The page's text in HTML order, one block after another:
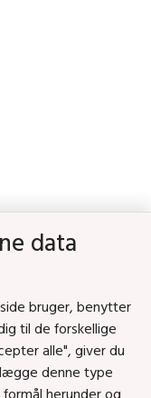
data
bruger, benytter
til de forskellige
alle", giver du
denne type
herunder og